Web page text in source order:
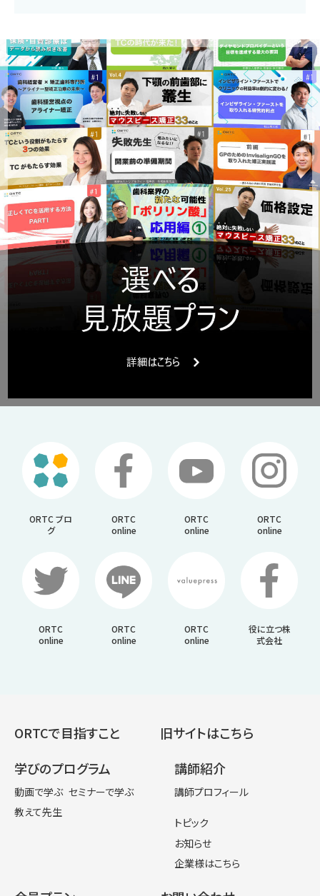
ORTC ブロ
グ
ORTC
online
ORTC
online
ORTC
online
ORTC
online
ORTC
online
ORTC
online
役に立つ株
式会社
ORTCで目指すこと
旧サイトはこちら
学びのプログラム
動画で学ぶ セミナーで学ぶ
教えて先生
講師紹介
講師プロフィール
トピック
お知らせ
企業様はこちら